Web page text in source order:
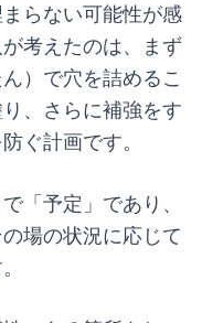
らない可能性が感
考えたのは、まず
）で穴を詰めるこ
、さらに補強をす
ぐ計画です。
「予定」であり、
場の状況に応じて